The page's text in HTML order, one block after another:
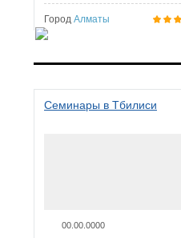
Город Алматы
Семинары в Тбилиси
00.00.0000